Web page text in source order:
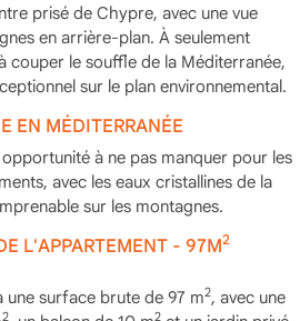
prisé de Chypre, avec une vue
en arrière-plan. À seulement
couper le souffle de la Méditerranée,
sur le plan environnemental.
EN MÉDITERRANÉE
à ne pas manquer pour les
avec les eaux cristallines de la
sur les montagnes.
L'APPARTEMENT - 97M2
surface brute de 97 m2, avec une
2 2